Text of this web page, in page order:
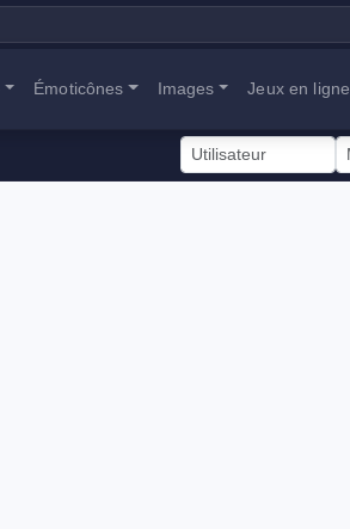
Émoticônes Images Jeux en ligne